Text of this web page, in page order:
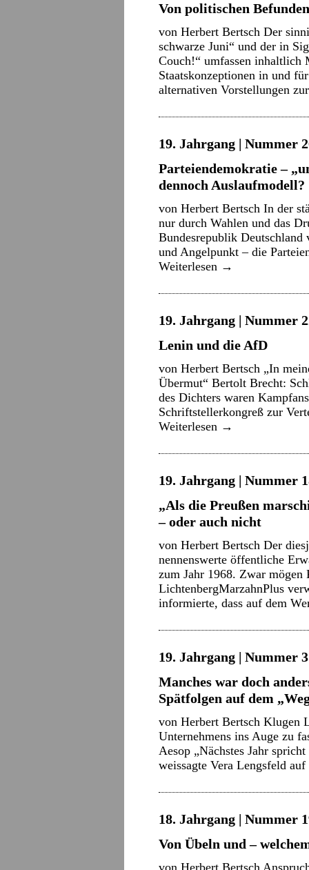
Von politischen
von Herbert Bertsch Der
schwarze Juni“ und der in
Couch!“ umfassen inhaltlich
Staatskonzeptionen in und
alternativen Vorstellungen
19. Jahrgang | Nummer
Parteiendemokratie –
dennoch Auslaufmodell?
von Herbert Bertsch In der
nur durch Wahlen und das
Bundesrepublik
und Angelpunkt – die
Weiterlesen →
19. Jahrgang | Nummer
Lenin und die AfD
von Herbert Bertsch „In
Übermut“ Bertolt Brecht:
des Dichters waren
Schriftstellerkongreß zur
Weiterlesen →
19. Jahrgang | Nummer
„Als die Preußen
– oder auch nicht
von Herbert Bertsch Der
nennenswerte öffentliche
zum Jahr 1968. Zwar
LichtenbergMarzahnPlus
informierte, dass auf dem
19. Jahrgang | Nummer
Manches war doch
Spätfolgen auf dem
von Herbert Bertsch Klugen
Unternehmens ins Auge zu
Aesop „Nächstes Jahr
weissagte Vera Lengsfeld
18. Jahrgang | Nummer
Von Übeln und –
von Herbert Bertsch